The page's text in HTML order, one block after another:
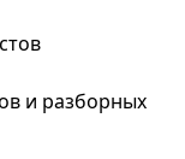
и разборных